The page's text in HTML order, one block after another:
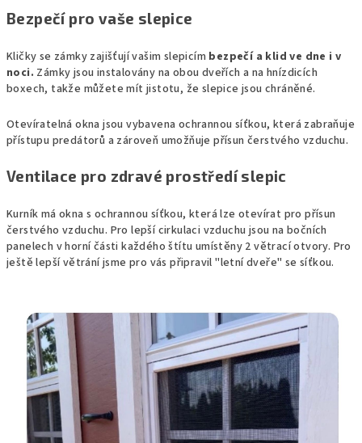
Bezpečí pro vaše slepice
Kličky se zámky zajišťují vašim slepicím bezpečí a klid ve dne i v
noci. Zámky jsou instalovány na obou dveřích a na hnízdicích
boxech, takže můžete mít jistotu, že slepice jsou chráněné.
Otevíratelná okna jsou vybavena ochrannou síťkou, která zabraňuje
přístupu predátorů a zároveň umožňuje přísun čerstvého vzduchu.
Ventilace pro zdravé prostředí slepic
Kurník má okna s ochrannou síťkou, která lze otevírat pro přísun
čerstvého vzduchu. Pro lepší cirkulaci vzduchu jsou na bočních
panelech v horní části každého štítu umístěny 2 větrací otvory. Pro
ještě lepší větrání jsme pro vás připravil "letní dveře" se síťkou.